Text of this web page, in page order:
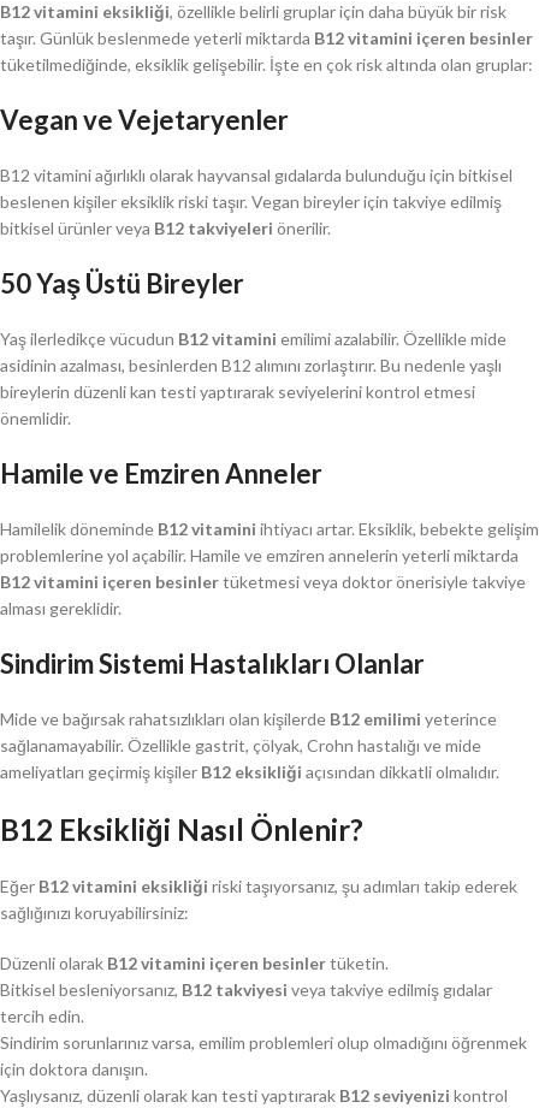
B12 vitamini eksikliği, özellikle belirli gruplar için daha büyük bir risk
taşır. Günlük beslenmede yeterli miktarda B12 vitamini içeren besinler
tüketilmediğinde, eksiklik gelişebilir. İşte en çok risk altında olan gruplar:
Vegan ve Vejetaryenler
B12 vitamini ağırlıklı olarak hayvansal gıdalarda bulunduğu için bitkisel
beslenen kişiler eksiklik riski taşır. Vegan bireyler için takviye edilmiş
bitkisel ürünler veya B12 takviyeleri önerilir.
50 Yaş Üstü Bireyler
Yaş ilerledikçe vücudun B12 vitamini emilimi azalabilir. Özellikle mide
asidinin azalması, besinlerden B12 alımını zorlaştırır. Bu nedenle yaşlı
bireylerin düzenli kan testi yaptırarak seviyelerini kontrol etmesi
önemlidir.
Hamile ve Emziren Anneler
Hamilelik döneminde B12 vitamini ihtiyacı artar. Eksiklik, bebekte gelişim
problemlerine yol açabilir. Hamile ve emziren annelerin yeterli miktarda
B12 vitamini içeren besinlertüketmesi veya doktor önerisiyle takviye
alması gereklidir.
Sindirim Sistemi Hastalıkları Olanlar
Mide ve bağırsak rahatsızlıkları olan kişilerde B12 emilimi yeterince
sağlanamayabilir. Özellikle gastrit, çölyak, Crohn hastalığı ve mide
ameliyatları geçirmiş kişiler B12 eksikliği açısından dikkatli olmalıdır.
B12 Eksikliği Nasıl Önlenir?
Eğer B12 vitamini eksikliği riski taşıyorsanız, şu adımları takip ederek
sağlığınızı koruyabilirsiniz:
Düzenli olarak B12 vitamini içeren besinlertüketin.
Bitkisel besleniyorsanız, B12 takviyesi veya takviye edilmiş gıdalar
tercih edin.
Sindirim sorunlarınız varsa, emilim problemleri olup olmadığını öğrenmek
için doktora danışın.
Yaşlıysanız, düzenli olarak kan testi yaptırarak B12 seviyenizi kontrol